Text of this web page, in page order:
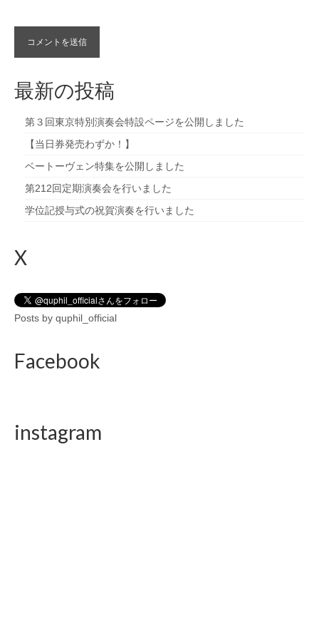
最新の投稿
第３回東京特別演奏会特設ページを公開しました
【当日券発売わずか！】
ベートーヴェン特集を公開しました
第212回定期演奏会を行いました
学位記授与式の祝賀演奏を行いました
X
Posts by quphil_official
Facebook
instagram